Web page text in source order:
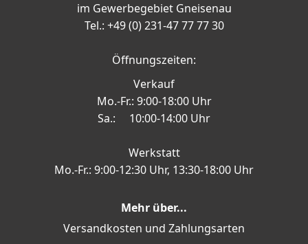
im Gewerbegebiet Gneisenau
Tel.: +49 (0) 231-47 77 77 30
Öffnungszeiten:
Verkauf
Mo.-Fr.: 9:00-18:00 Uhr
Sa.: 10:00-14:00 Uhr
Werkstatt
Mo.-Fr.: 9:00-12:30 Uhr, 13:30-18:00 Uhr
Mehr über...
Versandkosten und Zahlungsarten